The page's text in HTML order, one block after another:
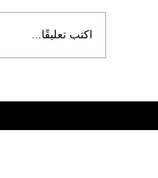
كيفية إنشاء كوبون خصم (Coupons)
اكتب تعليقًا...